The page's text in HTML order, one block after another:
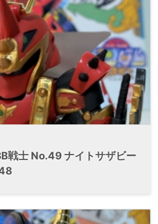
戦士 No.49 ナイトサザビー